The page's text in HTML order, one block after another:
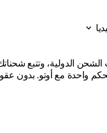
واحدة مع أوتو. بدون